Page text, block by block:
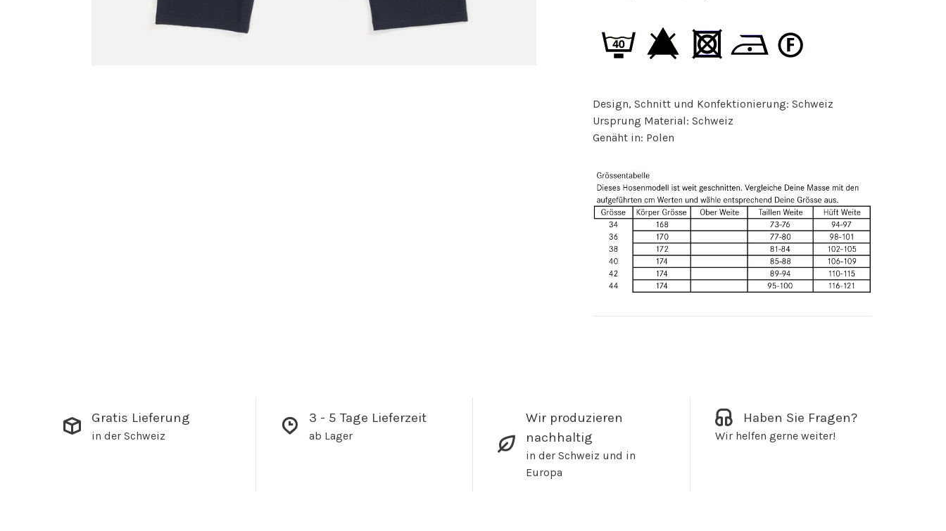
Design, Schnitt und Konfektionierung: Schweiz
Ursprung Material: Schweiz
Genäht in: Polen
Gratis Lieferung
in der Schweiz
3 - 5 Tage Lieferzeit
ab Lager
Wir produzieren
nachhaltig
in der Schweiz und in
Europa
Haben Sie Fragen?
Wir helfen gerne weiter!